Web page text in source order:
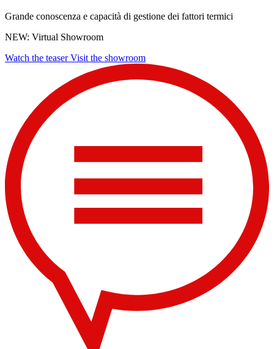
Grande conoscenza e capacità di gestione dei fattori termici
NEW: Virtual Showroom
Watch the teaser Visit the showroom